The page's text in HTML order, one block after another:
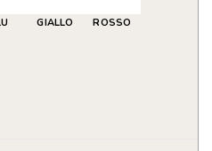
GIALLO ROSSO